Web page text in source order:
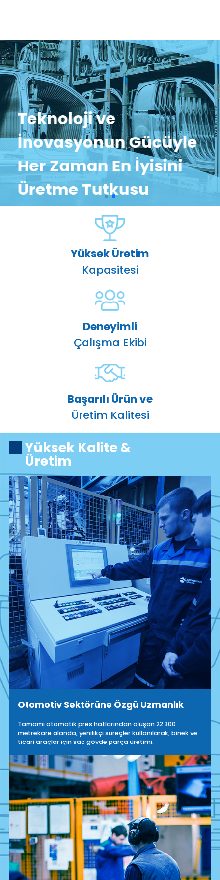
Teknoloji ve
İnovasyonun Gücüyle
Her Zaman En İyisini
Üretme Tutkusu
Yüksek Üretim
Kapasitesi
Deneyimli
Çalışma Ekibi
Başarılı Ürün ve
Yüksek Kalite &
Üretim
Otomotiv Sektörüne Özgü Uzmanlık
Tamamı otomatik pres hatlarından oluşan 22.300
metrekare alanda; yenilikçi süreçler kullanılarak, binek ve
ticari araçlar için sac gövde parça üretimi.